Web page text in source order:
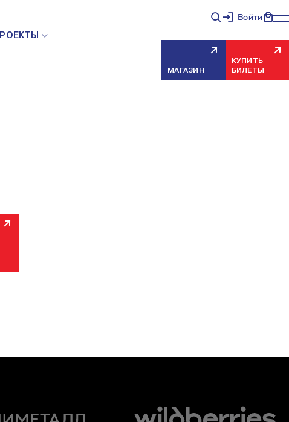
Войти
МАГАЗИН
КУПИТЬ
БИЛЕТЫ
ОШИБКА СЕРВЕРА
неисправность, попробуйте обновить страницу через